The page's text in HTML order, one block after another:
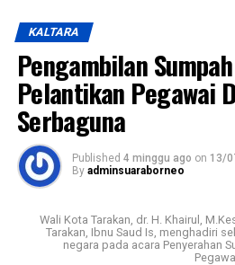
seluruh tahapan pembahasan
penyampaian pandangan, saran,
harmonisasi dan fasilitasi sesuai
perundang-undangan. Regulasi ini
dengan visi dan misi Pemerintah
mewujudkan kota yang cerdas,
sejahtera, khususnya melalui
kepemudaan, seni budaya, dan
Pemerintah Kota Tarakan
Kepemudaan diharapkan menjadi
meningkatkan kualitas dan
KALTARA
Pengambilan
Pelantikan Pegawai
Serbaguna
Published 4 minggu ago on 13/
By adminsuaraborneo
Wali Kota Tarakan, dr. H. Khairul,
Tarakan, Ibnu Saud Is, menghadiri
negara pada acara Penyerahan